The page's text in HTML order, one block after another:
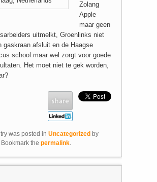
Zolang
Apple
maar geen
uitmelkt, Groenlinks niet
gaskraan afsluit en de Haagse
school maar wel zorgt voor goede
Het moet niet te gek worden,
was posted in Uncategorizedby
Bookmark the permalink.